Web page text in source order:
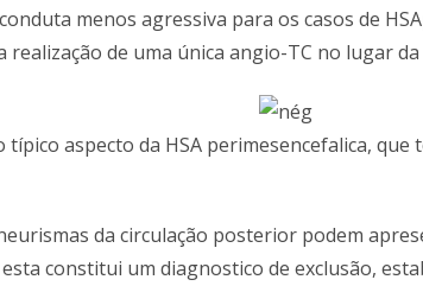
menos agressiva para os casos de
realização de uma única angio-TC no lugar
típico aspecto da HSA perimesencefalica,
da circulação posterior podem
constitui um diagnostico de exclusão,